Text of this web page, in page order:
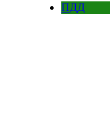
ПДД